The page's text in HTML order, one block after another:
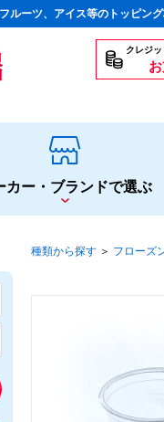
ルーツ、アイス等のトッピン
クレジ
ロップ 生感覚の冷凍シ
カー・ブランドで選ぶ
種類から探す ＞ フローズ